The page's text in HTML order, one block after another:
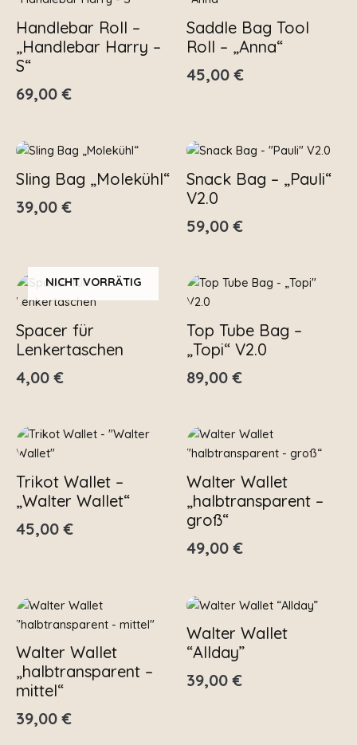
Handlebar Roll –
„Handlebar Harry –
S“
69,00€
Saddle Bag Tool
Roll – „Anna“
45,00€
Sling Bag „Molekühl“
39,00€
Snack Bag – „Pauli“
V2.0
59,00€
NICHT VORRÄTIG
Spacer für
Lenkertaschen
4,00€
Top Tube Bag –
„Topi“ V2.0
89,00€
Trikot Wallet –
„Walter Wallet“
45,00€
Walter Wallet
„halbtransparent –
groß“
49,00€
Walter Wallet
„halbtransparent –
mittel“
39,00€
Walter Wallet
“Allday”
39,00€